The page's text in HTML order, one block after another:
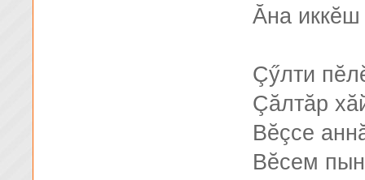
Ăна иккĕш
Çӳлти
Çăлтăр
Вĕçсе
Вĕсем